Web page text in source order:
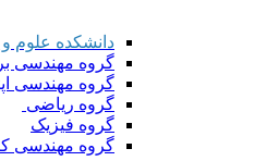
دانشکده علوم و
گروه مهندسی
گروه مهندسی
گروه ریاضی
گروه فیزیک
گروه مهندسی